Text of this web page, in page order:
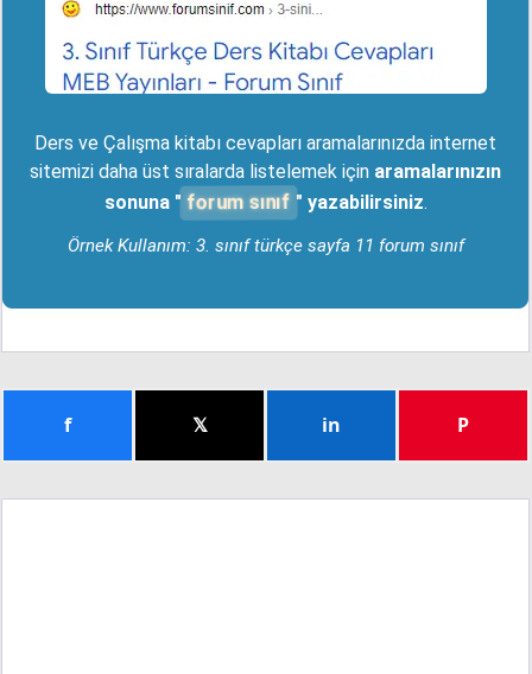
Ders ve Çalışma kitabı cevapları aramalarınızda internet
sitemizi daha üst sıralarda listelemek için aramalarınızın
sonuna " forum sınıf " yazabilirsiniz.
Örnek Kullanım: 3. sınıf türkçe sayfa 11 forum sınıf
f 𝕏 in P